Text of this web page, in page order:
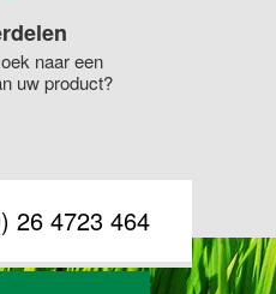
naar een
uw product?
26 4723 464